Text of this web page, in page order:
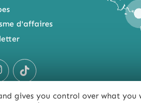
gives you control over what you
d'affaires